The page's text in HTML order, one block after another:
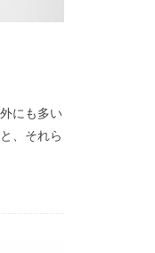
にも多い
、それら